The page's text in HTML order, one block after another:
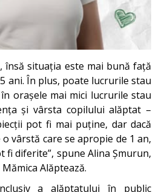
însă situația este mai bună față
ani. În plus, poate lucrurile stau
orașele mai mici lucrurile stau
și vârsta copilului alăptat –
pot fi mai puține, dar dacă
vârstă care se apropie de 1 an,
fi diferite”, spune Alina Șmurun,
Alăptează.
a alăptatului în public